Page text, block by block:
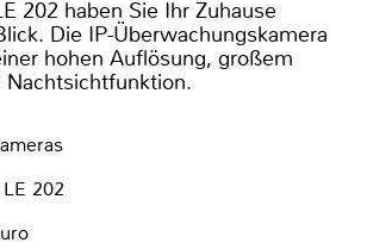
202 haben Sie Ihr Zuhause
Die IP-Überwachungskamera
hohen Auflösung, großem
202